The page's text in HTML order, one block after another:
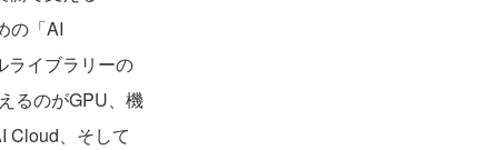
の「AI
ライブラリーの
るのがGPU、機
Cloud、そして